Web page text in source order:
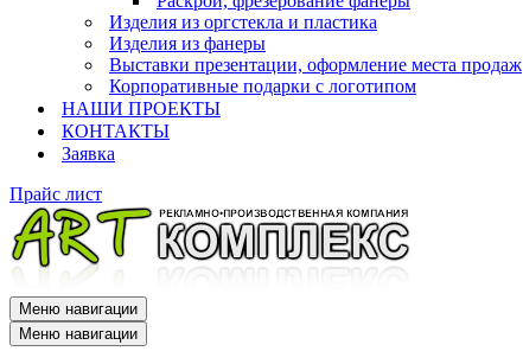
Изделия из оргстекла и пластика
Изделия из фанеры
Выставки презентации, оформление места продаж
Корпоративные подарки с логотипом
НАШИ ПРОЕКТЫ
КОНТАКТЫ
Заявка
Прайс лист
Меню навигации
Меню навигации